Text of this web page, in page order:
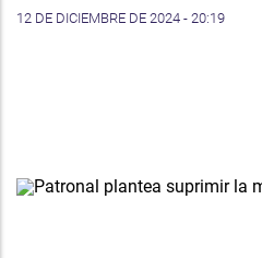
12 DE DICIEMBRE DE 2024 - 20:19